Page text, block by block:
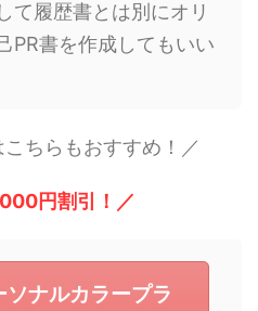
て履歴書とは別にオリ
PR書を作成してもいい
ちらもおすすめ！／
円割引！／
ソナルカラープラ